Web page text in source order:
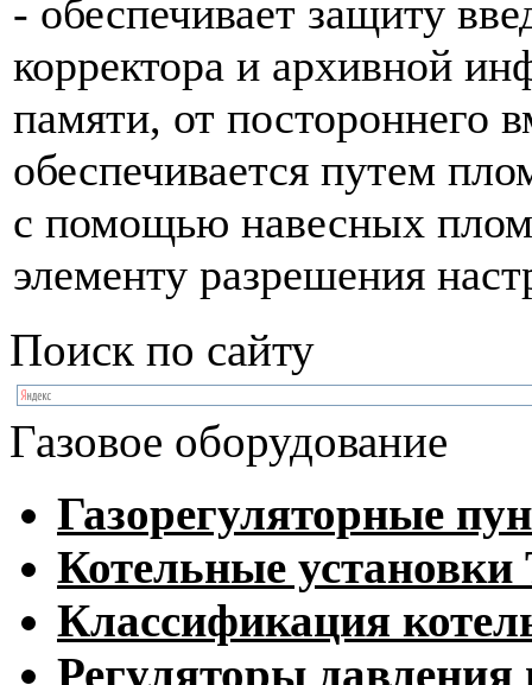
- обеспечивает защиту
корректора и архивной
памяти, от постороннего
обеспечивается путем
с помощью навесных
элементу разрешения
Поиск по сайту
Газовое оборудование
Газорегуляторные
Котельные
Классификация
Регуляторы давления